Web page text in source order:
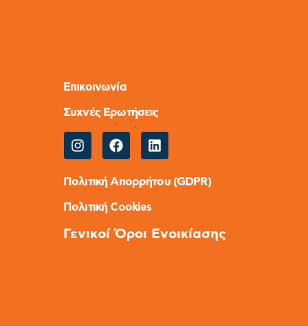
Επικοινωνία
Συχνές Ερωτήσεις
Πολιτική Απορρήτου (GDPR)
Πολιτική Cookies
Γενικοί Όροι Ενοικίασης